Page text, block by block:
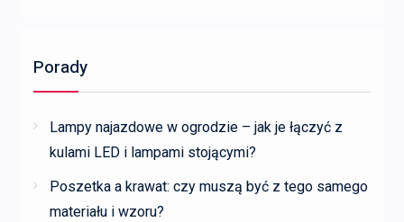
Porady
Lampy najazdowe w ogrodzie – jak je łączyć z
kulami LED i lampami stojącymi?
Poszetka a krawat: czy muszą być z tego samego
materiału i wzoru?